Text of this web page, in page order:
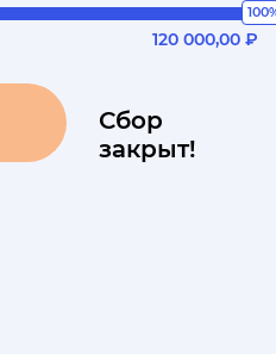
120 000,00 ₽
Сбор
закрыт!